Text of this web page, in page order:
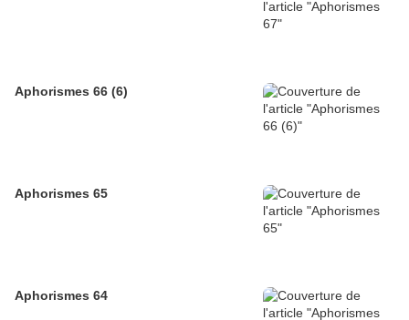
Aphorismes 66 (6)
Aphorismes 65
Aphorismes 64